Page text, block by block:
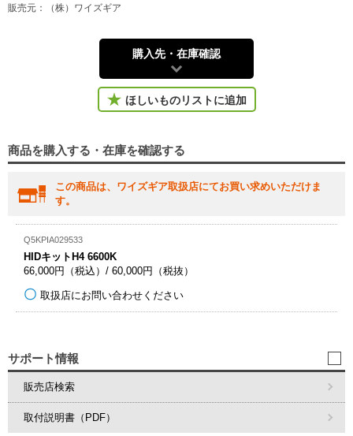
販売元：（株）ワイズギア
購入先・在庫確認
ほしいものリストに追加
商品を購入する・在庫を確認する
この商品は、ワイズギア取扱店にてお買い求めいただけま
す。
Q5KPIA029533
HIDキットH4 6600K
66,000円（税込）/ 60,000円（税抜）
取扱店にお問い合わせください
サポート情報
販売店検索
取付説明書（PDF）